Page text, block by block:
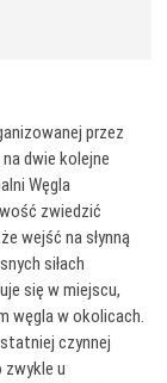
przez
dwie kolejne
Węgla
zwiedzić
wejść na słynną
siłach
się w miejscu,
węgla w okolicach.
czynnej
zwykle u